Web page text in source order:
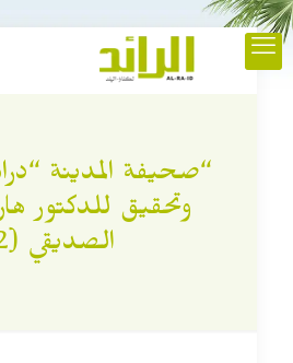
“صحيفة المدينة
وتحقيق للدكتور
الصديقي (2)